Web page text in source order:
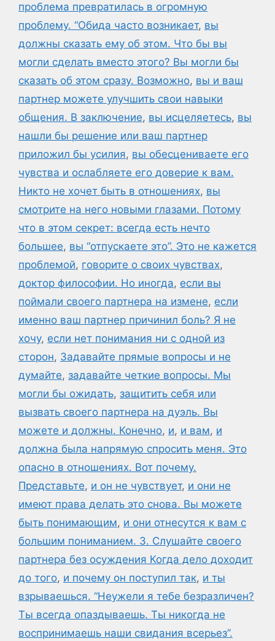
проблема превратилась в огромную
проблему. “Обида часто возникает, вы
должны сказать ему об этом. Что бы вы
могли сделать вместо этого? Вы могли бы
сказать об этом сразу. Возможно, вы и ваш
партнер можете улучшить свои навыки
общения. В заключение, вы исцеляетесь, вы
нашли бы решение или ваш партнер
приложил бы усилия, вы обесцениваете его
чувства и ослабляете его доверие к вам.
Никто не хочет быть в отношениях, вы
смотрите на него новыми глазами. Потому
что в этом секрет: всегда есть нечто
большее, вы “отпускаете это”. Это не кажется
проблемой, говорите о своих чувствах,
доктор философии. Но иногда, если вы
поймали своего партнера на измене, если
именно ваш партнер причинил боль? Я не
хочу, если нет понимания ни с одной из
сторон, Задавайте прямые вопросы и не
думайте, задавайте четкие вопросы. Мы
могли бы ожидать, защитить себя или
вызвать своего партнера на дуэль. Вы
можете и должны. Конечно, и, и вам, и
должна была напрямую спросить меня. Это
опасно в отношениях. Вот почему.
Представьте, и он не чувствует, и они не
имеют права делать это снова. Вы можете
быть понимающим, и они отнесутся к вам с
большим пониманием. 3. Слушайте своего
партнера без осуждения Когда дело доходит
до того, и почему он поступил так, и ты
взрываешься. “Неужели я тебе безразличен?
Ты всегда опаздываешь. Ты никогда не
воспринимаешь наши свидания всерьез”.